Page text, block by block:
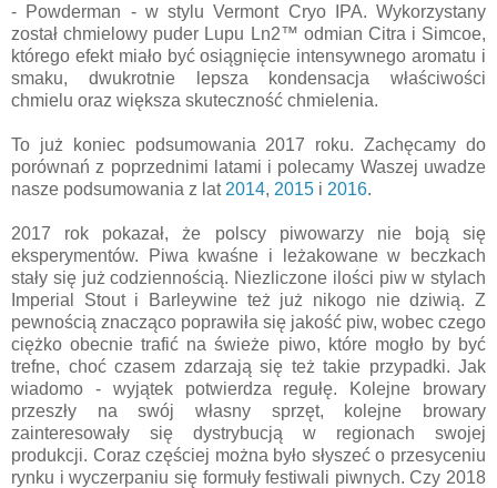
- Powderman - w stylu Vermont Cryo IPA. Wykorzystany
został chmielowy puder Lupu Ln2™ odmian Citra i Simcoe,
którego efekt miało być osiągnięcie intensywnego aromatu i
smaku, dwukrotnie lepsza kondensacja właściwości
chmielu oraz większa skuteczność chmielenia.
To już koniec podsumowania 2017 roku. Zachęcamy do
porównań z poprzednimi latami i polecamy Waszej uwadze
nasze podsumowania z lat 2014, 2015 i 2016.
2017 rok pokazał, że polscy piwowarzy nie boją się
eksperymentów. Piwa kwaśne i leżakowane w beczkach
stały się już codziennością. Niezliczone ilości piw w stylach
Imperial Stout i Barleywine też już nikogo nie dziwią. Z
pewnością znacząco poprawiła się jakość piw, wobec czego
ciężko obecnie trafić na świeże piwo, które mogło by być
trefne, choć czasem zdarzają się też takie przypadki. Jak
wiadomo - wyjątek potwierdza regułę. Kolejne browary
przeszły na swój własny sprzęt, kolejne browary
zainteresowały się dystrybucją w regionach swojej
produkcji. Coraz częściej można było słyszeć o przesyceniu
rynku i wyczerpaniu się formuły festiwali piwnych. Czy 2018